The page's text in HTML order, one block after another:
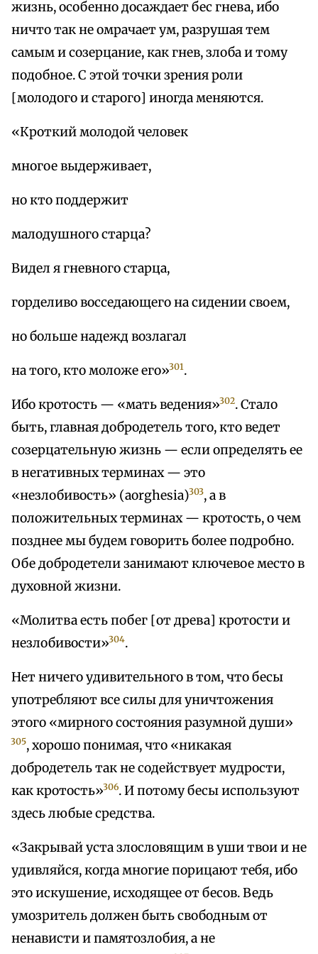
жизнь, особенно досаждает бес гнева, ибо
ничто так не омрачает ум, разрушая тем
самым и созерцание, как гнев, злоба и тому
подобное. С этой точки зрения роли
[молодого и старого] иногда меняются.
«Кроткий молодой человек
многое выдерживает,
но кто поддержит
малодушного старца?
Видел я гневного старца,
горделиво восседающего на сидении своем,
но больше надежд возлагал
на того, кто моложе его»301.
Ибо кротость — «мать ведения»302. Стало
быть, главная добродетель того, кто ведет
созерцательную жизнь — если определять ее
в негативных терминах — это
«незлобивость» (aorghesia)303, a в
положительных терминах — кротость, о чем
позднее мы будем говорить более подробно.
Обе добродетели занимают ключевое место в
духовной жизни.
«Молитва есть побег [от древа] кротости и
незлобивости»304.
Нет ничего удивительного в том, что бесы
употребляют все силы для уничтожения
этого «мирного состояния разумной души»
305, хорошо понимая, что «никакая
добродетель так не содействует мудрости,
как кротость»306. И потому бесы используют
здесь любые средства.
«Закрывай уста злословящим в уши твои и не
удивляйся, когда многие порицают тебя, ибо
это искушение, исходящее от бесов. Ведь
умозритель должен быть свободным от
ненависти и памятозлобия, а не